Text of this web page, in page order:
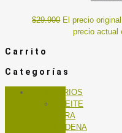
$29.900 El precio
precio actual
Carrito
Categorías
ACCESORIOS
ACEITE
PARA
CADENA